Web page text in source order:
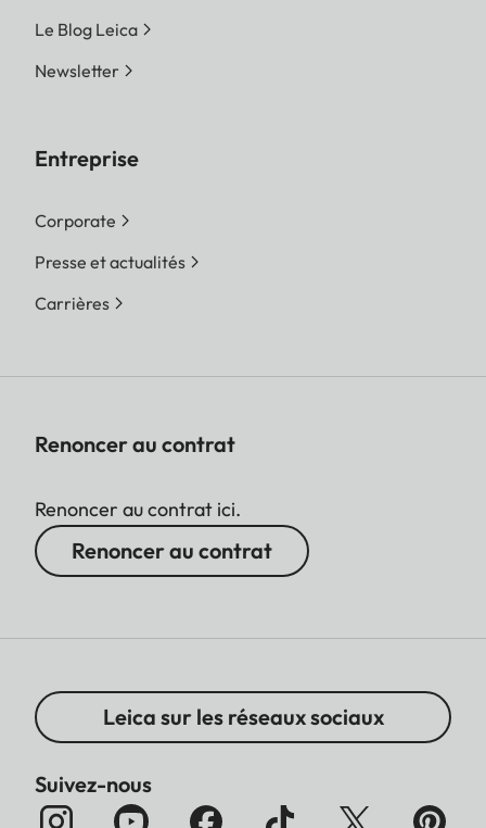
Le Blog Leica
Newsletter
Entreprise
Corporate
Presse et actualités
Carrières
Renoncer au contrat
Renoncer au contrat ici.
Renoncer au contrat
Leica sur les réseaux sociaux
Suivez-nous